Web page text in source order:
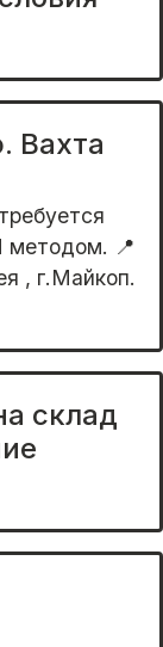
Вахта
метoдoм. 📍
, г.Мaйкoп.
склад